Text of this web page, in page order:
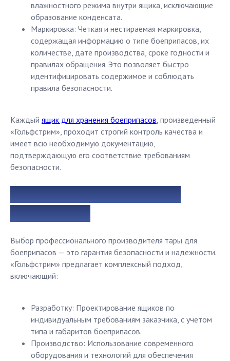
влажностного режима внутри ящика, исключающие
образование конденсата.
Маркировка: Четкая и нестираемая маркировка,
содержащая информацию о типе боеприпасов, их
количестве, дате производства, сроке годности и
правилах обращения. Это позволяет быстро
идентифицировать содержимое и соблюдать
правила безопасности.
Каждый ящик для хранения боеприпасов, произведенный
«Гольфстрим», проходит строгий контроль качества и
имеет всю необходимую документацию,
подтверждающую его соответствие требованиям
безопасности.
Профессиональный подход к
производству
Выбор профессионального производителя тары для
боеприпасов — это гарантия безопасности и надежности.
«Гольфстрим» предлагает комплексный подход,
включающий:
Разработку: Проектирование ящиков по
индивидуальным требованиям заказчика, с учетом
типа и габаритов боеприпасов.
Производство: Использование современного
оборудования и технологий для обеспечения